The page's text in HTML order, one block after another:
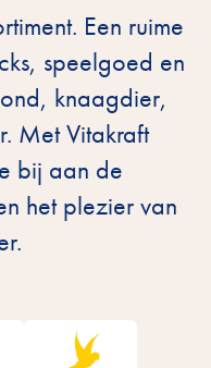
Een ruime
speelgoed en
knaagdier,
Met Vitakraft
bij aan de
het plezier van